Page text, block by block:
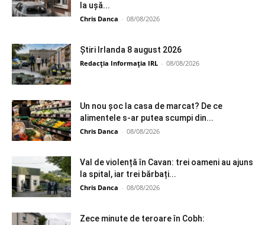
la ușă...
Chris Danca - 08/08/2026
Știri Irlanda 8 august 2026
Redacția Informația IRL - 08/08/2026
Un nou șoc la casa de marcat? De ce
alimentele s-ar putea scumpi din...
Chris Danca - 08/08/2026
Val de violență în Cavan: trei oameni au ajuns
la spital, iar trei bărbați...
Chris Danca - 08/08/2026
Zece minute de teroare în Cobh: